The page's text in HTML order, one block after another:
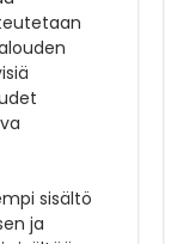
sisältö
ja